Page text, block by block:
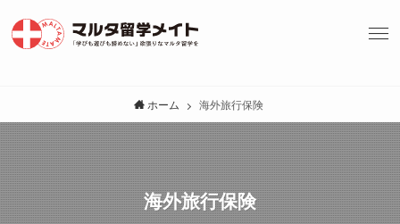
ホーム 海外旅行保険
海外旅行保険